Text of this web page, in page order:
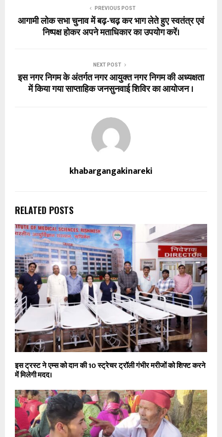
PREVIOUS POST
आगामी लोक सभा चुनाव में बढ़-चढ़ कर भाग लेते हुए स्वतंत्र एवं
निष्पक्ष होकर अपने मताधिकार का उपयोग करें।
NEXT POST
इस नगर निगम के अंतर्गत नगर आयुक्त नगर निगम की अध्यक्षता
में किया गया साप्ताहिक जनसुनवाई शिविर का आयोजन ।
khabargangakinareki
RELATED POSTS
इस ट्रस्ट ने एम्स को दान की 10 स्ट्रेचर ट्रॉली गंभीर मरीजों को शिफ्ट करने
में मिलेगी मदद।